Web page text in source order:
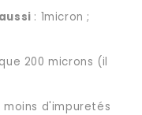
: 1micron ;
200 microns (il
d'impuretés